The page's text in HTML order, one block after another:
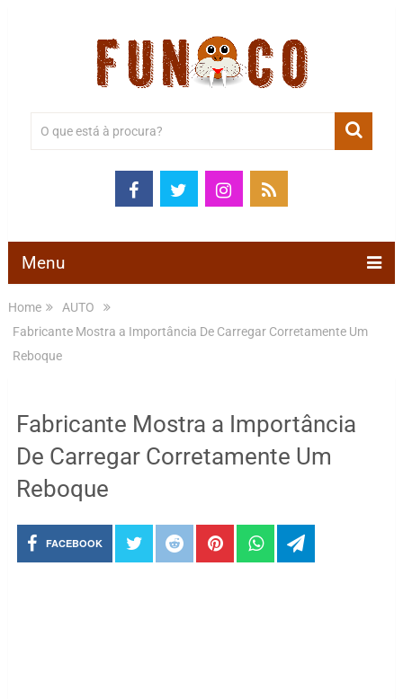
Menu
Home
AUTO
Fabricante Mostra a Importância De Carregar Corretamente Um
Reboque
Fabricante Mostra a Importância
De Carregar Corretamente Um
Reboque
FACEBOOK